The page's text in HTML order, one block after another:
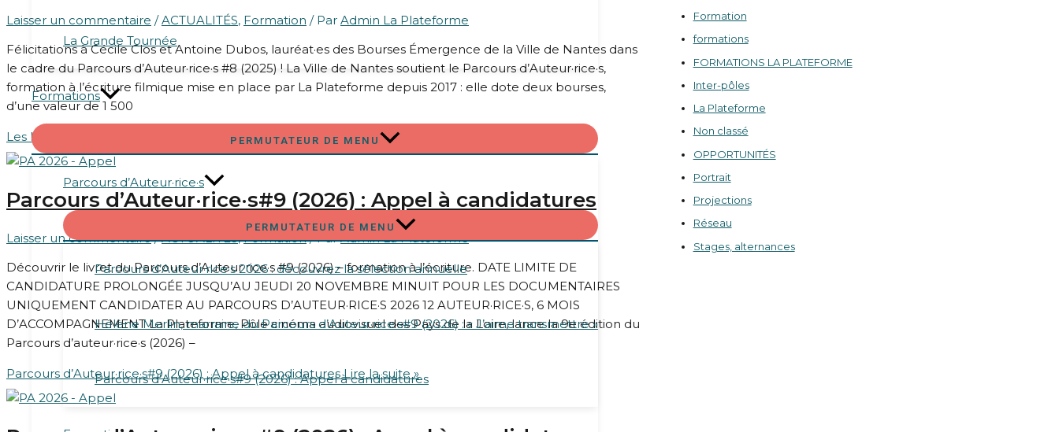
La Grande Tournée
Formations
PERMUTATEUR DE MENU
Parcours d’Auteur·rice·s
PERMUTATEUR DE MENU
Parcours d’Auteur·rice·s 2026 : découvrez la sélection annuelle
Hélène Merlin, marraine du Parcours d’Auteur·rice·s#9 (2026) : « J’aime transmettre »
Parcours d’Auteur·rice·s#9 (2026) : Appel à candidatures
Laisser un commentaire /ACTUALITÉS, Formation / Par Admin La Plateforme
Félicitations à Cécile Clos et Antoine Dubos, lauréat·es des Bourses Émergence de la Ville de Nantes dans
le cadre du Parcours d’Auteur·rice·s #8 (2025) ! La Ville de Nantes soutient le Parcours d’Auteur·rice·s,
formation à l’écriture filmique mise en place par La Plateforme depuis 2017 : elle dote deux bourses,
d’une valeur de 1 500
Les lauréat·e·s de la Bourse Emergence-Ville de Nantes 2025 sont…
Parcours d’Auteur·rice·s#9 (2026) : Appel à candidatures
Laisser un commentaire /ACTUALITÉS,Formation/ ParAdmin La Plateforme
Découvrir le livret du Parcours d’Auteur·rice·s #9 (2026) – formation à l’écriture. DATE LIMITE DE
CANDIDATURE PROLONGÉE JUSQU’AU JEUDI 20 NOVEMBRE MINUIT POUR LES DOCUMENTAIRES
UNIQUEMENT CANDIDATER AU PARCOURS D’AUTEUR·RICE·S 2026 12 AUTEUR·RICE·S, 6 MOIS
D’ACCOMPAGNEMENT La Plateforme, Pôle cinéma audiovisuel des Pays de la Loire, lance la 9e édition du
Parcours d’auteur·rice·s (2026) –
Parcours d’Auteur·rice·s#9 (2026) : Appel à candidaturesLire la suite »
Formation
formations
FORMATIONS LA PLATEFORME
Inter-pôles
La Plateforme
Non classé
OPPORTUNITÉS
Portrait
Projections
Réseau
Stages, alternances